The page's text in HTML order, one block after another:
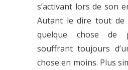
s’activant lors de son
Autant le dire tout de
quelque chose de
souffrant toujours
chose en moins. Plus